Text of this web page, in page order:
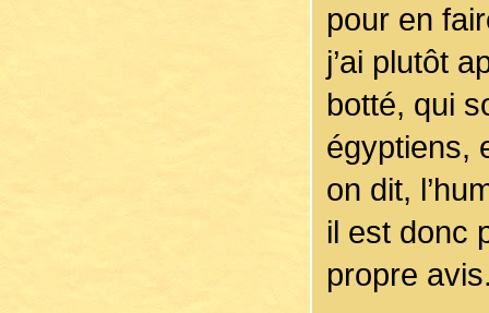
pour en
j’ai plutôt
botté, qui
égyptiens,
on dit,
il est donc
propre